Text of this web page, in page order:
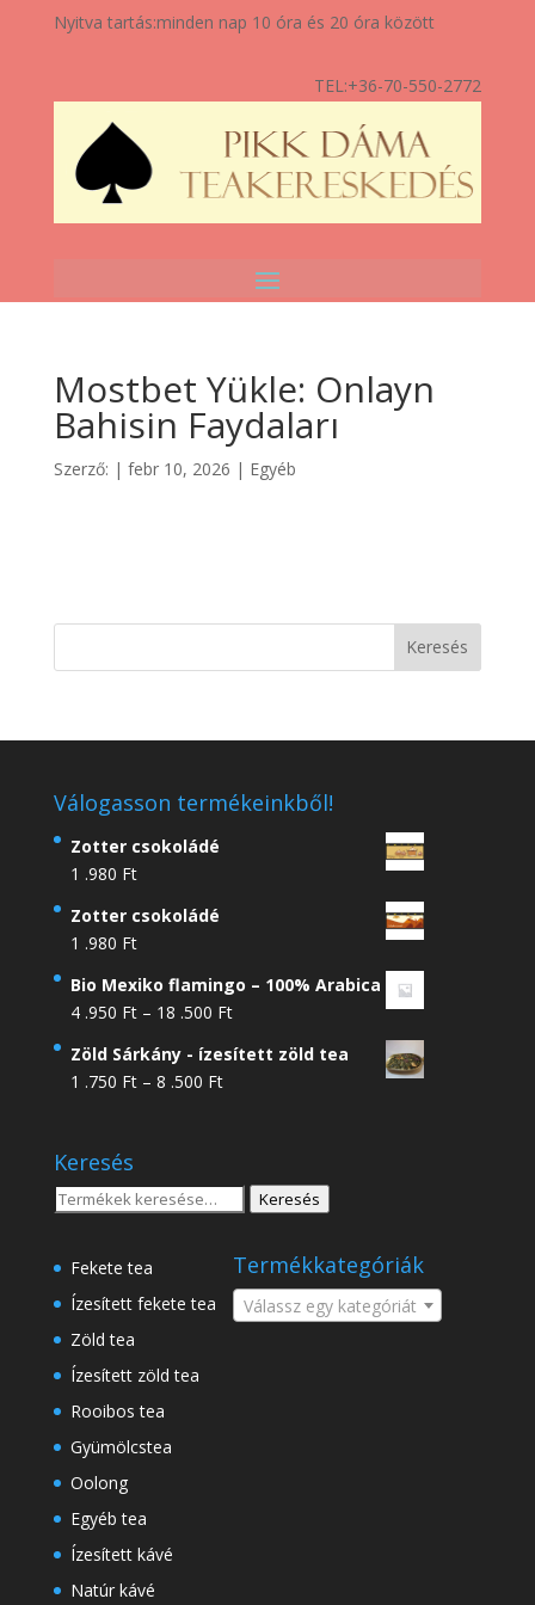
Nyitva tartás:minden nap 10 óra és 20 óra között
TEL:+36-70-550-2772
Mostbet Yükle: Onlayn
Bahisin Faydaları
Szerző: | febr 10, 2026 | Egyéb
Válogasson termékeinkből!
Zotter csokoládé
1 .980 Ft
Zotter csokoládé
1 .980 Ft
Bio Mexiko flamingo – 100% Arabica
4 .950 Ft – 18 .500 FtÁrtartomány:
.950 Ft
Zöld Sárkány - ízesített zöld tea
1 .750 Ft – 8 .500 FtÁrtartomány:
8
.500 Ft
Keresés
Keresés
Keresés
Fekete tea
Ízesített fekete tea
Zöld tea
Ízesített zöld tea
Rooibos tea
Gyümölcstea
Oolong
Egyéb tea
Ízesített kávé
Natúr kávé
Termékkategóriák
Válassz egy kategóriát